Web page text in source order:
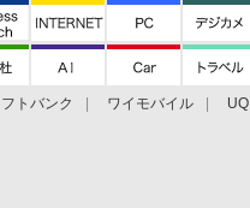
トバンク ワイモバイル UQ